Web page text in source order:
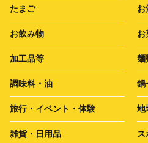
たまご お
お飲み物 お
加工品等 麺
調味料・油 鍋
旅行・イベント・体験 地
雑貨・日用品